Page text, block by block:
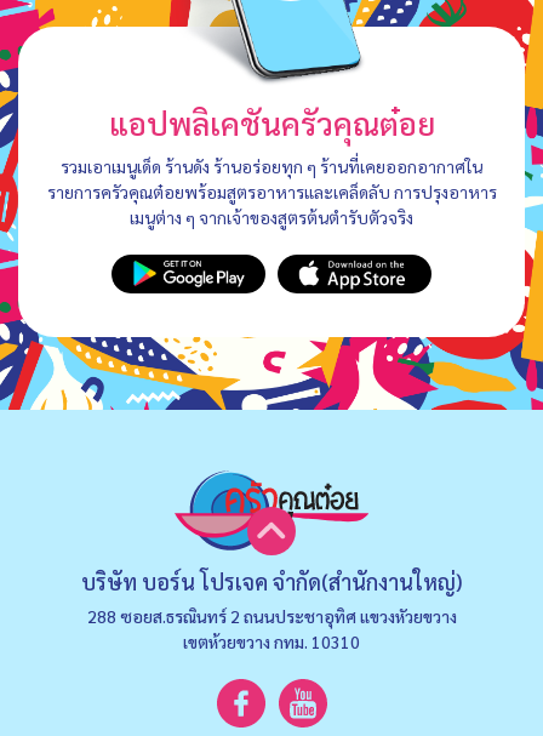
แอปพลิเคชันครัวคุณต๋อย
รวมเอาเมนูเด็ด ร้านดัง ร้านอร่อยทุก ๆ ร้านที่เคยออกอากาศใน
รายการครัวคุณต๋อยพร้อมสูตรอาหารและเคล็ดลับ การปรุงอาหาร
เมนูต่าง ๆ จากเจ้าของสูตรต้นตำรับตัวจริง
บริษัท บอร์น โปรเจค จำกัด(สำนักงานใหญ่)
288 ซอยส.ธรณินทร์ 2 ถนนประชาอุทิศ แขวงหัวยขวาง
เขตห้วยขวาง กทม. 10310